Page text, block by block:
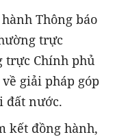
Thông báo
trực
trực Chính phủ
giải pháp góp
đất nước.
kết đồng hành,